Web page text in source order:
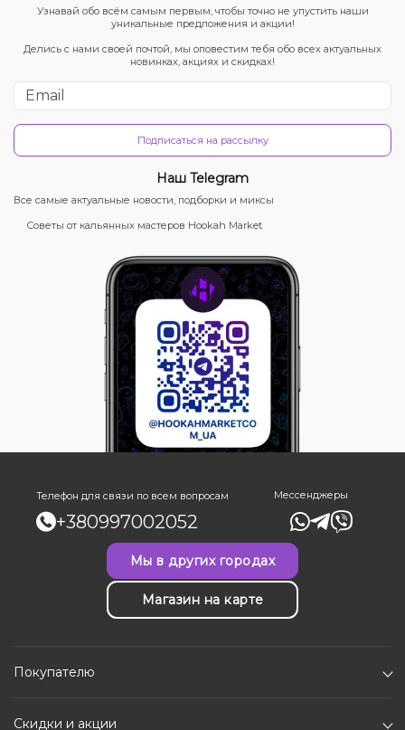
Узнавай обо всём самым первым, чтобы точно не упустить наши
уникальные предложения и акции!
Делись с нами своей почтой, мы оповестим тебя обо всех актуальных
новинках, акциях и скидках!
Подписаться на рассылку
Наш Telegram
Все самые актуальные новости, подборки и миксы
Советы от кальянных мастеров Hookah Market
Телефон для связи по всем вопросам
+380997002052
Мессенджеры
Мы в других городах
Магазин на карте
Покупателю
Скидки и акции